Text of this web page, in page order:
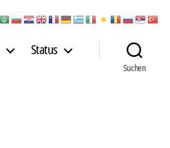
Status
Suchen